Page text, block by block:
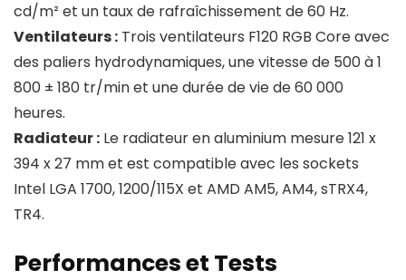
cd/m² et un taux de rafraîchissement de 60 Hz.
Ventilateurs : Trois ventilateurs F120 RGB Core avec
des paliers hydrodynamiques, une vitesse de 500 à 1
800 ± 180 tr/min et une durée de vie de 60 000
heures.
Radiateur : Le radiateur en aluminium mesure 121 x
394 x 27 mm et est compatible avec les sockets
Intel LGA 1700, 1200/115X et AMD AM5, AM4, sTRX4,
TR4.
Performances et Tests